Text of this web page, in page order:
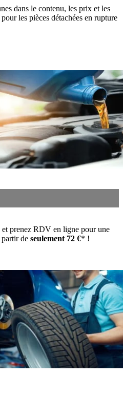
dans le contenu, les prix et les
les pièces détachées en rupture
et prenez RDV en ligne pour une
de seulement 72 €* !